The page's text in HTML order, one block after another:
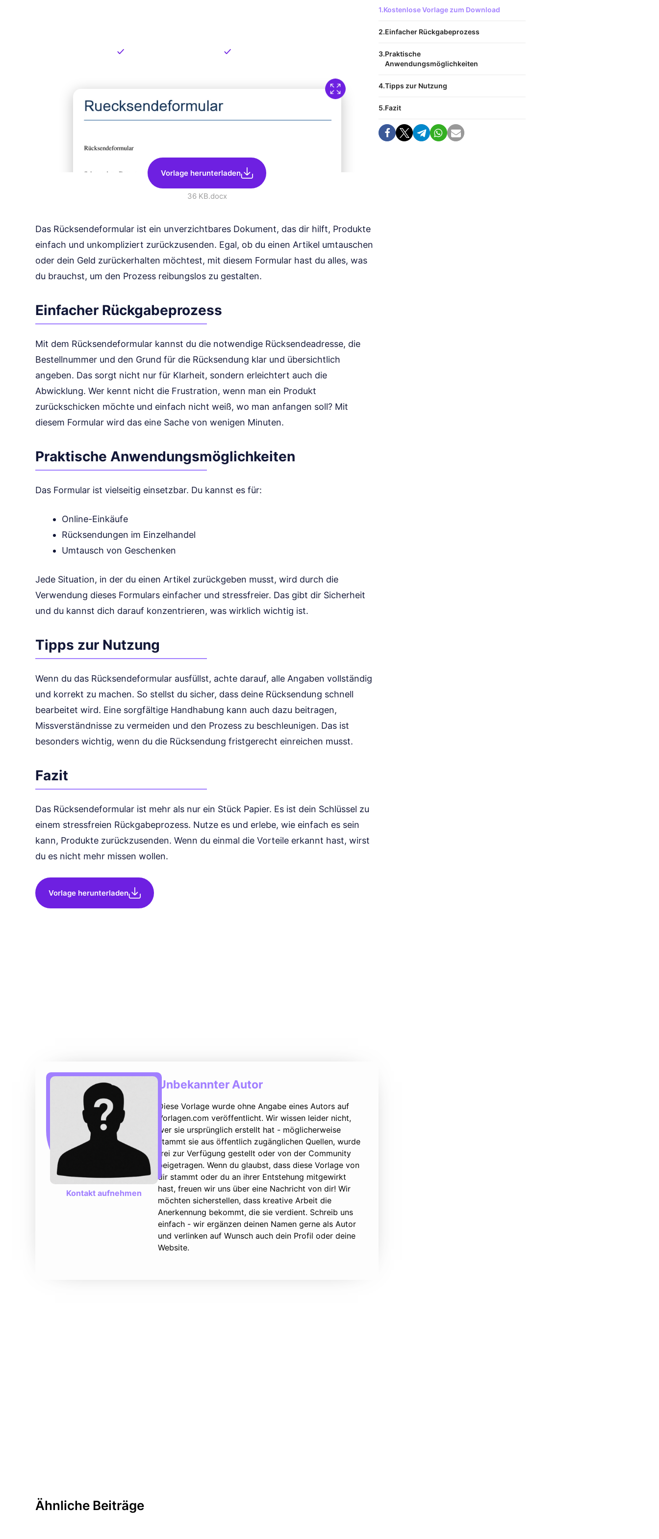
Vorlage herunterladen
36 KB.docx
Das Rücksendeformular ist ein unverzichtbares Dokument, das dir hilft, Produkte
einfach und unkompliziert zurückzusenden. Egal, ob du einen Artikel umtauschen
oder dein Geld zurückerhalten möchtest, mit diesem Formular hast du alles, was
du brauchst, um den Prozess reibungslos zu gestalten.
Einfacher Rückgabeprozess
Mit dem Rücksendeformular kannst du die notwendige Rücksendeadresse, die
Bestellnummer und den Grund für die Rücksendung klar und übersichtlich
angeben. Das sorgt nicht nur für Klarheit, sondern erleichtert auch die
Abwicklung. Wer kennt nicht die Frustration, wenn man ein Produkt
zurückschicken möchte und einfach nicht weiß, wo man anfangen soll? Mit
diesem Formular wird das eine Sache von wenigen Minuten.
Praktische Anwendungsmöglichkeiten
Das Formular ist vielseitig einsetzbar. Du kannst es für:
Online-Einkäufe
Rücksendungen im Einzelhandel
Umtausch von Geschenken
Jede Situation, in der du einen Artikel zurückgeben musst, wird durch die
Verwendung dieses Formulars einfacher und stressfreier. Das gibt dir Sicherheit
und du kannst dich darauf konzentrieren, was wirklich wichtig ist.
Tipps zur Nutzung
Wenn du das Rücksendeformular ausfüllst, achte darauf, alle Angaben vollständig
und korrekt zu machen. So stellst du sicher, dass deine Rücksendung schnell
bearbeitet wird. Eine sorgfältige Handhabung kann auch dazu beitragen,
Missverständnisse zu vermeiden und den Prozess zu beschleunigen. Das ist
besonders wichtig, wenn du die Rücksendung fristgerecht einreichen musst.
Fazit
Das Rücksendeformular ist mehr als nur ein Stück Papier. Es ist dein Schlüssel zu
einem stressfreien Rückgabeprozess. Nutze es und erlebe, wie einfach es sein
kann, Produkte zurückzusenden. Wenn du einmal die Vorteile erkannt hast, wirst
du es nicht mehr missen wollen.
Vorlage herunterladen
Kontakt aufnehmen
Unbekannter Autor
Diese Vorlage wurde ohne Angabe eines Autors auf
Vorlagen.com veröffentlicht. Wir wissen leider nicht,
wer sie ursprünglich erstellt hat - möglicherweise
stammt sie aus öffentlich zugänglichen Quellen, wurde
frei zur Verfügung gestellt oder von der Community
beigetragen. Wenn du glaubst, dass diese Vorlage von
dir stammt oder du an ihrer Entstehung mitgewirkt
hast, freuen wir uns über eine Nachricht von dir! Wir
möchten sicherstellen, dass kreative Arbeit die
Anerkennung bekommt, die sie verdient. Schreib uns
einfach - wir ergänzen deinen Namen gerne als Autor
und verlinken auf Wunsch auch dein Profil oder deine
Website.
Ähnliche Beiträge
Kostenlose Vorlage zum Download
Einfacher Rückgabeprozess
Praktische
Anwendungsmöglichkeiten
Tipps zur Nutzung
Fazit